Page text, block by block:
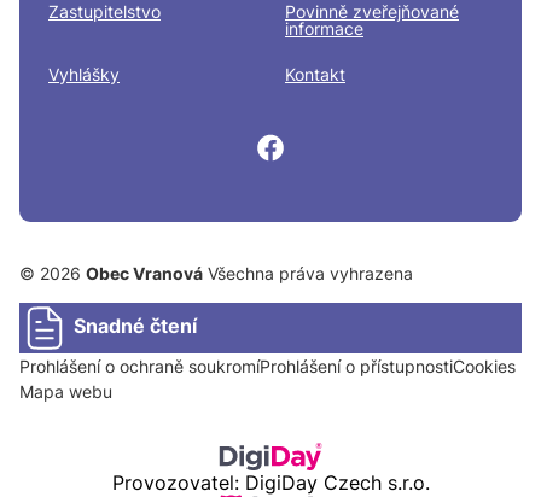
Zastupitelstvo
Povinně zveřejňované
informace
Vyhlášky Kontakt
© 2026 Obec Vranová Všechna práva vyhrazena
Snadné čtení
Prohlášení o ochraně soukromíProhlášení o přístupnostiCookies
Mapa webu
Provozovatel: DigiDay Czech s.r.o.